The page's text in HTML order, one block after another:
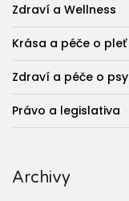
Zdraví a Wellness
Krása a péče o pleť
Zdraví a péče o psy
Právo a legislativa
Archivy